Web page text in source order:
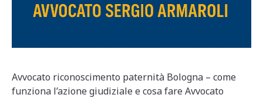
Avvocato riconoscimento paternità Bologna – come
funziona l’azione giudiziale e cosa fare Avvocato